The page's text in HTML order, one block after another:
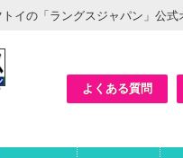
イの「ラングスジャパン」公式
よくある質問